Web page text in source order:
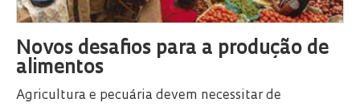
Novos desafios para a produção de
alimentos
Agricultura e pecuária devem necessitar de